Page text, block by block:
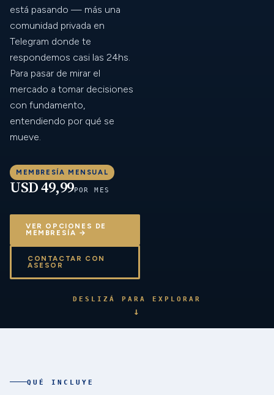
está pasando — más una
comunidad privada en
Telegram donde te
respondemos casi las 24hs.
Para pasar de mirar el
mercado a tomar decisiones
con fundamento,
entendiendo por qué se
mueve.
MEMBRESÍA MENSUAL
USD 49,99POR MES
VER OPCIONES DE
MEMBRESÍA →
CONTACTAR CON
ASESOR
DESLIZÁ PARA EXPLORAR
↓
QUÉ INCLUYE